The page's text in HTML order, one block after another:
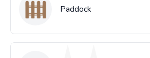
Paddock